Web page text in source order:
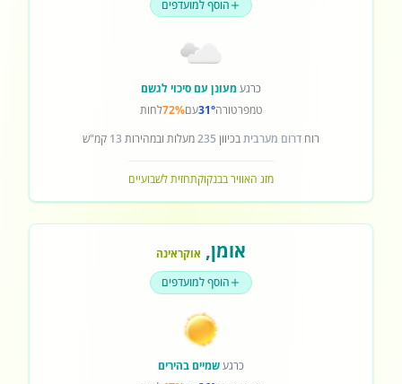
הוסף למועדפים
כרגעמעונן עם סיכוי לגשם
טמפרטורה31°עם72%לחות
רוח דרום מערביתבכיוון 235מעלות ובמהירות 13 קמ"ש
מזג האוויר בבנקוקתחזית לשבועיים
אומן, אוקראינה
הוסף למועדפים
כרגעשמיים בהירים